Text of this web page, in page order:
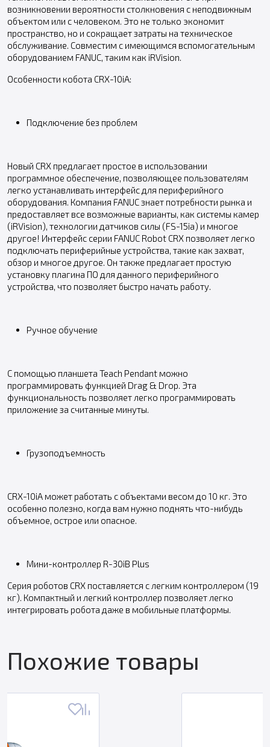
возникновении вероятности столкновения с неподвижным
объектом или с человеком. Это не только экономит
пространство, но и сокращает затраты на техническое
обслуживание. Совместим с имеющимся вспомогательным
оборудованием FANUC, таким как iRVision.
Особенности кобота CRX-10iA:
Подключение без проблем
Новый CRX предлагает простое в использовании
программное обеспечение, позволяющее пользователям
легко устанавливать интерфейс для периферийного
оборудования. Компания FANUC знает потребности рынка и
предоставляет все возможные варианты, как системы камер
(iRVision), технологии датчиков силы (FS-15ia) и многое
другое! Интерфейс серии FANUC Robot CRX позволяет легко
подключать периферийные устройства, такие как захват,
обзор и многое другое. Он также предлагает простую
установку плагина ПО для данного периферийного
устройства, что позволяет быстро начать работу.
Ручное обучение
С помощью планшета Teach Pendant можно
программировать функцией Drag & Drop. Эта
функциональность позволяет легко программировать
приложение за считанные минуты.
Грузоподъемность
CRX-10iA может работать с объектами весом до 10 кг. Это
особенно полезно, когда вам нужно поднять что-нибудь
объемное, острое или опасное.
Мини-контроллер R-30iB Plus
Серия роботов CRX поставляется с легким контроллером (19
кг). Компактный и легкий контроллер позволяет легко
интегрировать робота даже в мобильные платформы.
Похожие товары